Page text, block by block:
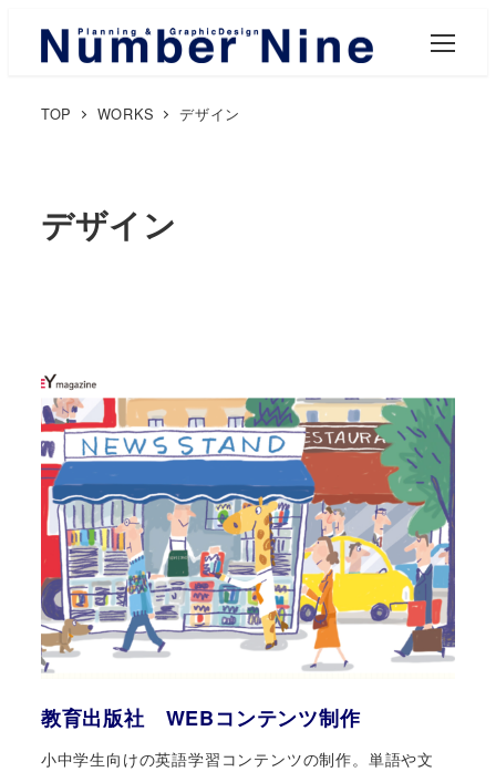
TOP WORKS デザイン
デザイン
教育出版社 WEBコンテンツ制作
小中学生向けの英語学習コンテンツの制作。単語や文